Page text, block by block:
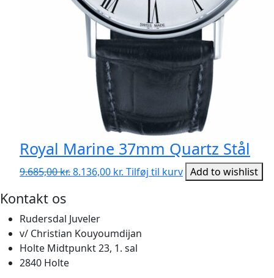
Royal Marine 37mm Quartz Stål
9.685,00kr.Den
var:
9.685,00 kr..
8.136,00 kr. Den
8.136,00 kr..
Tilføj til kurv Add to wishlist
Kontakt os
Rudersdal Juveler
v/ Christian Kouyoumdijan
Holte Midtpunkt 23, 1. sal
2840 Holte